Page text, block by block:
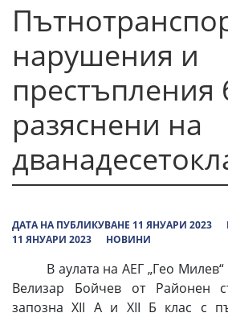
нарушения и
престъпления
разяснени на
ДАТА НА ПУБЛИКУВАНЕ 11 ЯНУАРИ 2023
11 ЯНУАРИ 2023
НОВИНИ
В аулата на АЕГ „Гео Милев“
Велизар Бойчев от Районен
запозна ХІІ А и ХІІ Б клас с